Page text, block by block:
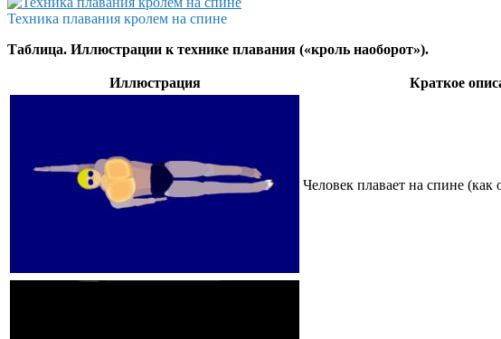
Техника плавания кролем на спине
Таблица. Иллюстрации к технике плавания («кроль наоборот»).
Иллюстрация Краткое
Человек плавает на спине (как